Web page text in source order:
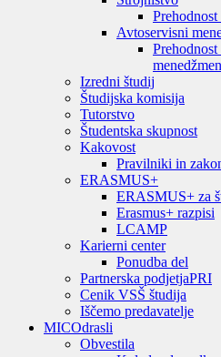
Avtoservisni
Izredni študij
Študijska komisija
Tutorstvo
Študentska skupnost
Kakovost
Pravilniki in
ERASMUS+
ERASMUS+ za
Erasmus+ razpisi
LCAMP
Karierni center
Ponudba del
Partnerska podjetjaPRI
Cenik VSŠ študija
Iščemo predavatelje
MICOdrasli
Obvestila